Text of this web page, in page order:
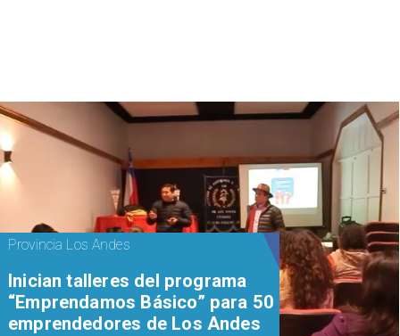
Provincia Los Andes
Inician talleres del programa
“Emprendamos Básico” para 50
emprendedores de Los Andes